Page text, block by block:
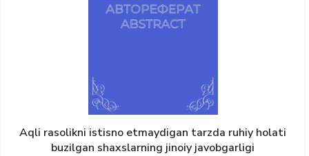
Aqli rasolikni istisno etmaydigan tarzda ruhiy holati
buzilgan shaxslarning jinoiy javobgarligi